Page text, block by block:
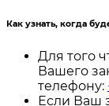
Как узнать, когда
Для того
Вашего
телефону:
Если Ваш